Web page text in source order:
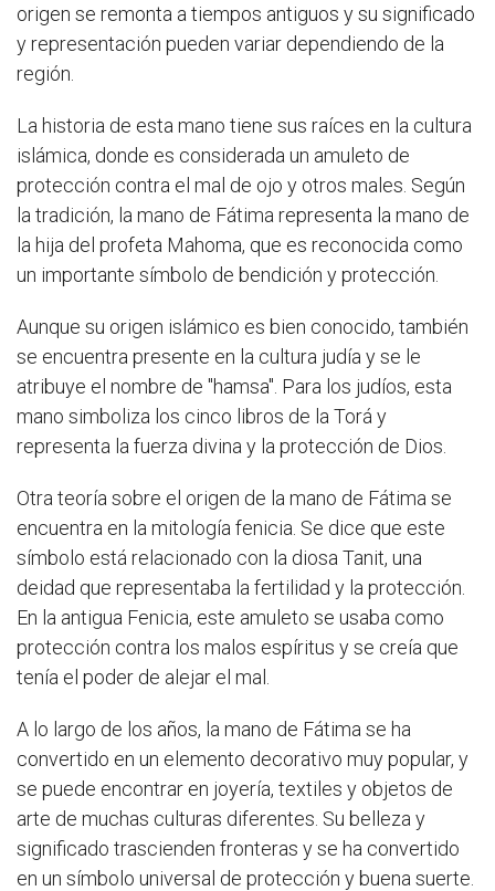
origen se remonta a tiempos antiguos y su significado
y representación pueden variar dependiendo de la
región.
La historia de esta mano tiene sus raíces en la cultura
islámica, donde es considerada un amuleto de
protección contra el mal de ojo y otros males. Según
la tradición, la mano de Fátima representa la mano de
la hija del profeta Mahoma, que es reconocida como
un importante símbolo de bendición y protección.
Aunque su origen islámico es bien conocido, también
se encuentra presente en la cultura judía y se le
atribuye el nombre de "hamsa". Para los judíos, esta
mano simboliza los cinco libros de la Torá y
representa la fuerza divina y la protección de Dios.
Otra teoría sobre el origen de la mano de Fátima se
encuentra en la mitología fenicia. Se dice que este
símbolo está relacionado con la diosa Tanit, una
deidad que representaba la fertilidad y la protección.
En la antigua Fenicia, este amuleto se usaba como
protección contra los malos espíritus y se creía que
tenía el poder de alejar el mal.
A lo largo de los años, la mano de Fátima se ha
convertido en un elemento decorativo muy popular, y
se puede encontrar en joyería, textiles y objetos de
arte de muchas culturas diferentes. Su belleza y
significado trascienden fronteras y se ha convertido
en un símbolo universal de protección y buena suerte.